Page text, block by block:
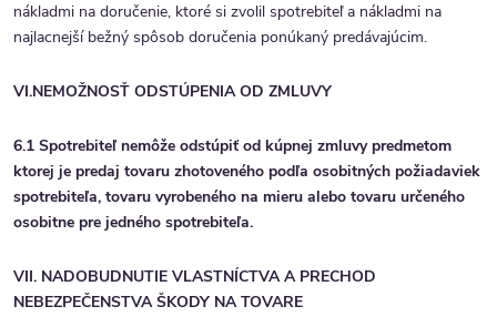
nákladmi na doručenie, ktoré si zvolil spotrebiteľ a nákladmi na
najlacnejší bežný spôsob doručenia ponúkaný predávajúcim.
VI.NEMOŽNOSŤ ODSTÚPENIA OD ZMLUVY
6.1 Spotrebiteľ nemôže odstúpiť od kúpnej zmluvy predmetom
ktorej je predaj tovaru zhotoveného podľa osobitných požiadaviek
spotrebiteľa, tovaru vyrobeného na mieru alebo tovaru určeného
osobitne pre jedného spotrebiteľa.
VII. NADOBUDNUTIE VLASTNÍCTVA A PRECHOD
NEBEZPEČENSTVA ŠKODY NA TOVARE